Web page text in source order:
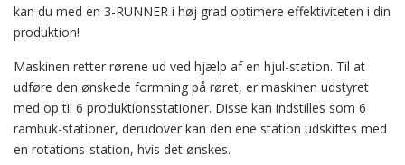
kan du med en 3-RUNNER i høj grad optimere effektiviteten i din
produktion!
Maskinen retter rørene ud ved hjælp af en hjul-station. Til at
udføre den ønskede formning på røret, er maskinen udstyret
med op til 6 produktionsstationer. Disse kan indstilles som 6
rambuk-stationer, derudover kan den ene station udskiftes med
en rotations-station, hvis det ønskes.